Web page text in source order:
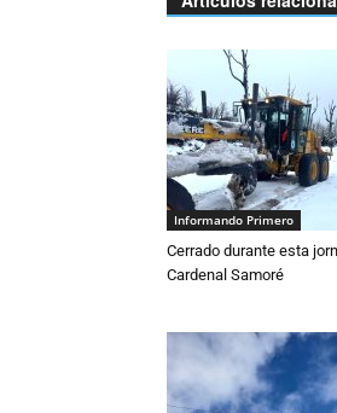
Informando Primero
Cerrado durante esta
Cardenal Samoré